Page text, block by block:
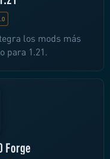
los mods más
para 1.21.
Forge